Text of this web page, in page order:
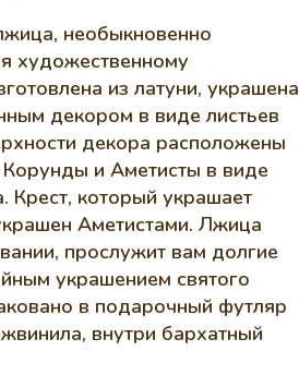
необыкновенно
художественному
из латуни, украшена
декором в виде листьев
декора расположены
и Аметисты в виде
Крест, который украшает
Аметистами. Лжица
прослужит вам долгие
украшением святого
в подарочный футляр
внутри бархатный